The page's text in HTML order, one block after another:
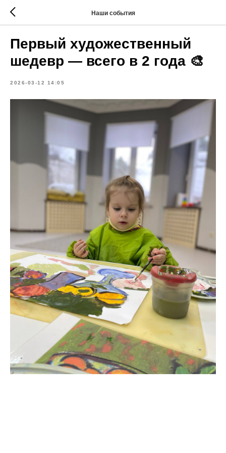
Наши события
Первый художественный
шедевр — всего в 2 года 🎨
2026-03-12 14:05